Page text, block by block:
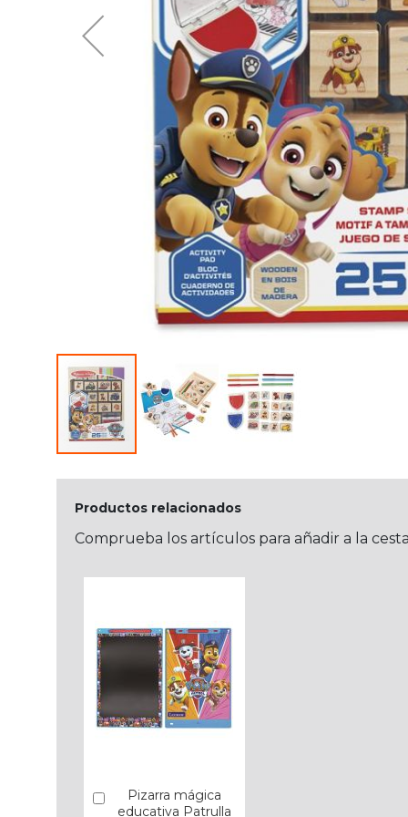
Productos relacionados
Comprueba los artículos para añadir a la
Pizarra mágica
educativa Patrulla
Añadir